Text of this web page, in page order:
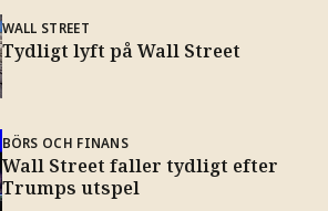
WALL STREET
Tydligt lyft på Wall Street
BÖRS OCH FINANS
Wall Street faller tydligt efter
Trumps utspel